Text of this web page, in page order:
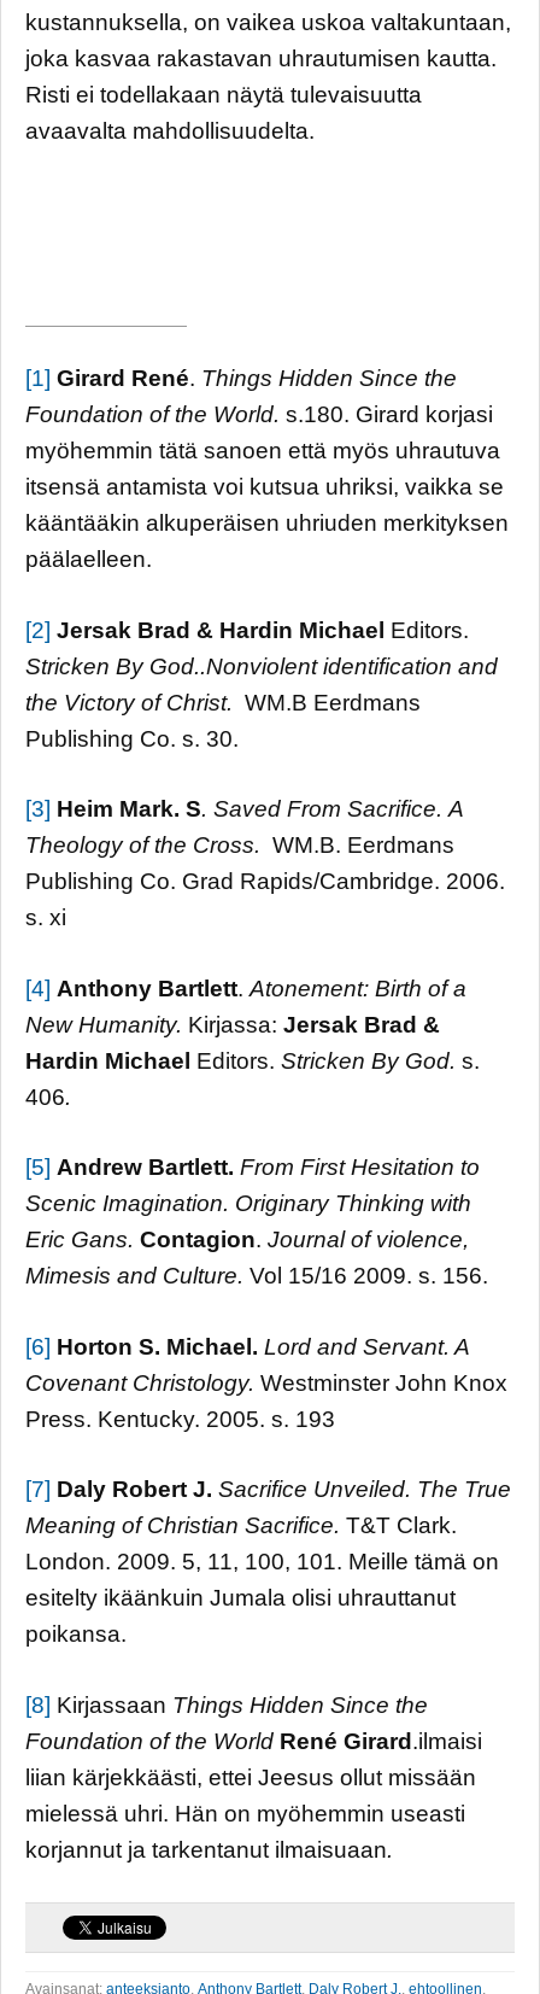
kustannuksella, on vaikea uskoa valtakuntaan,
joka kasvaa rakastavan uhrautumisen kautta.
Risti ei todellakaan näytä tulevaisuutta
avaavalta mahdollisuudelta.
[1] Girard René. Things Hidden Since the
Foundation of the World. s.180. Girard korjasi
myöhemmin tätä sanoen että myös uhrautuva
itsensä antamista voi kutsua uhriksi, vaikka se
kääntääkin alkuperäisen uhriuden merkityksen
päälaelleen.
[2] Jersak Brad & Hardin Michael Editors.
Stricken By God..Nonviolent identification and
the Victory of Christ. WM.B Eerdmans
Publishing Co. s. 30.
[3] Heim Mark. S. Saved From Sacrifice. A
Theology of the Cross. WM.B. Eerdmans
Publishing Co. Grad Rapids/Cambridge. 2006.
s. xi
[4] Anthony Bartlett. Atonement: Birth of a
New Humanity. Kirjassa: Jersak Brad &
Hardin Michael Editors. Stricken By God. s.
406.
[5] Andrew Bartlett. From First Hesitation to
Scenic Imagination. Originary Thinking with
Eric Gans. Contagion. Journal of violence,
Mimesis and Culture. Vol 15/16 2009. s. 156.
[6] Horton S. Michael. Lord and Servant. A
Covenant Christology. Westminster John Knox
Press. Kentucky. 2005. s. 193
[7] Daly Robert J. Sacrifice Unveiled. The True
Meaning of Christian Sacrifice. T&T Clark.
London. 2009. 5, 11, 100, 101. Meille tämä on
esitelty ikäänkuin Jumala olisi uhrauttanut
poikansa.
[8] Kirjassaan Things Hidden Since the
Foundation of the World René Girard.ilmaisi
liian kärjekkäästi, ettei Jeesus ollut missään
mielessä uhri. Hän on myöhemmin useasti
korjannut ja tarkentanut ilmaisuaan.
Avainsanat: anteeksianto, Anthony Bartlett, Daly Robert J., ehtoollinen,